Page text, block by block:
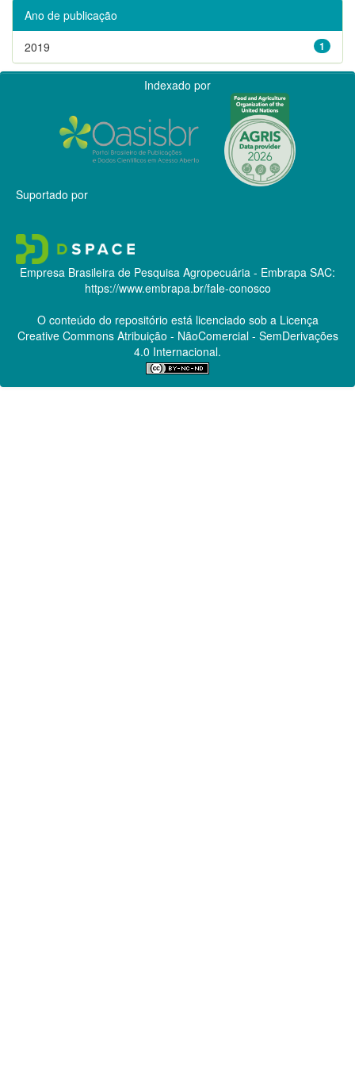
Ano de publicação
1
2019
Indexado por
Suportado por
Empresa Brasileira de Pesquisa Agropecuária - Embrapa SAC:
https://www.embrapa.br/fale-conosco
O conteúdo do repositório está licenciado sob a Licença
Creative CommonsAtribuição - NãoComercial - SemDerivações
4.0 Internacional.